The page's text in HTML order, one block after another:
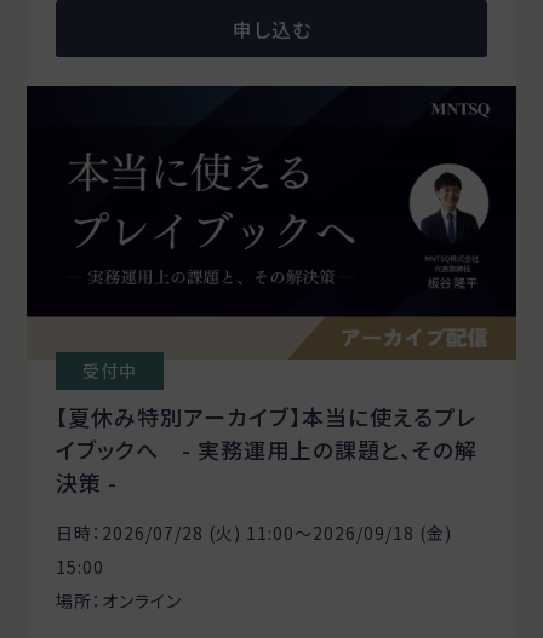
申し込む
受付中
【夏休み特別アーカイブ】本当に使えるプレ
イブックへ - 実務運用上の課題と、その解
決策 -
日時：2026/07/28 (火) 11:00〜2026/09/18 (金)
15:00
場所：オンライン